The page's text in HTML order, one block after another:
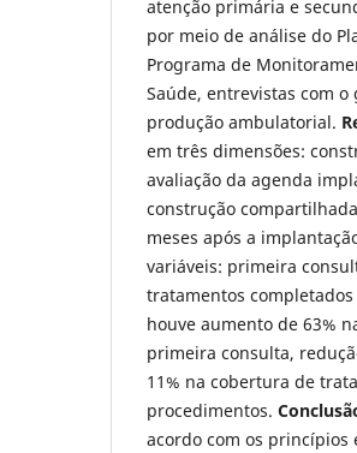
atenção primária e
por meio de análise do
Programa de
Saúde, entrevistas com
produção ambulatorial.
em três dimensões:
avaliação da agenda
construção
meses após a
variáveis: primeira
tratamentos
houve aumento de 63%
primeira consulta,
11% na cobertura de
procedimentos.
acordo com os princípios